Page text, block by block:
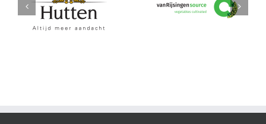
Hutten vanRijsingeningredients